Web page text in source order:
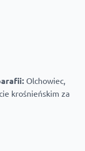
Olchowiec,
krośnieńskim za